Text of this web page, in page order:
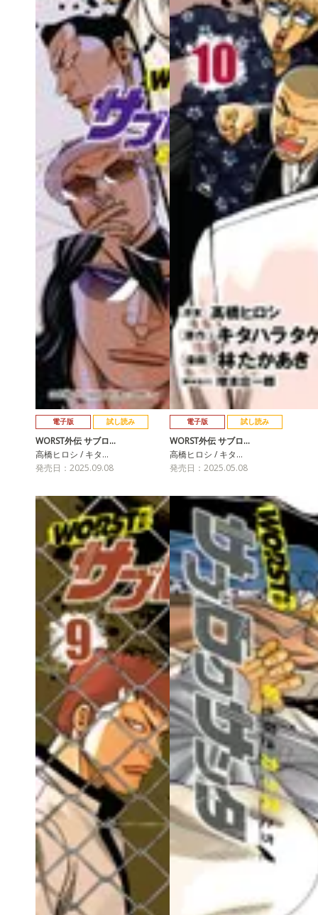
電子版 試し読み
WORST外伝 サブロ…
高橋ヒロシ / キタ…
発売日：2025.09.08
電子版 試し読み
WORST外伝 サブロ…
高橋ヒロシ / キタ…
発売日：2025.05.08